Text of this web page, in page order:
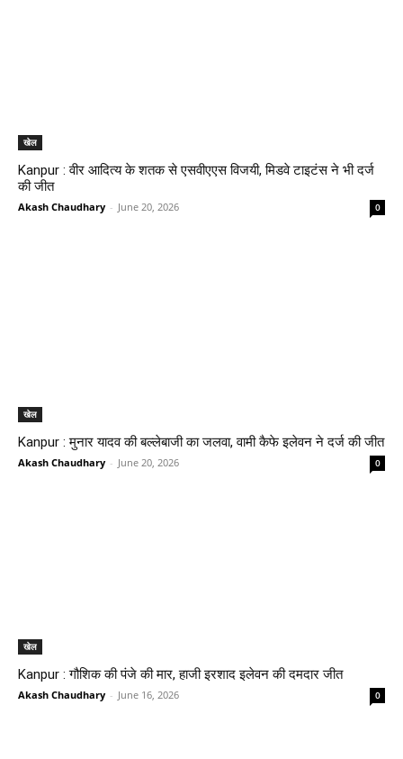
खेल
Kanpur : वीर आदित्य के शतक से एसवीएएस विजयी, मिडवे टाइटंस ने भी दर्ज
की जीत
Akash Chaudhary - June 20, 2026 0
खेल
Kanpur : मुनार यादव की बल्लेबाजी का जलवा, वामी कैफे इलेवन ने दर्ज की जीत
Akash Chaudhary - June 20, 2026 0
खेल
Kanpur : गौशिक की पंजे की मार, हाजी इरशाद इलेवन की दमदार जीत
Akash Chaudhary - June 16, 2026 0